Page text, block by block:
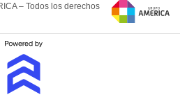
– Todos los derechos